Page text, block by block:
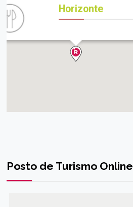
Horizonte
Posto de Turismo Online